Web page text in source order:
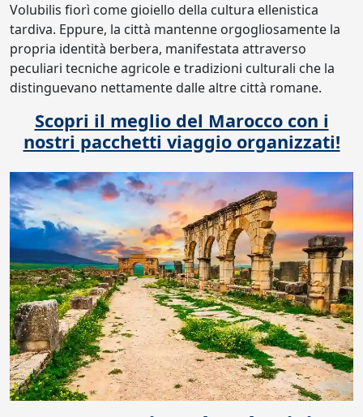
Volubilis fiorì come gioiello della cultura ellenistica
tardiva. Eppure, la città mantenne orgogliosamente la
propria identità berbera, manifestata attraverso
peculiari tecniche agricole e tradizioni culturali che la
distinguevano nettamente dalle altre città romane.
Scopri il meglio del Marocco con i
nostri pacchetti viaggio organizzati!